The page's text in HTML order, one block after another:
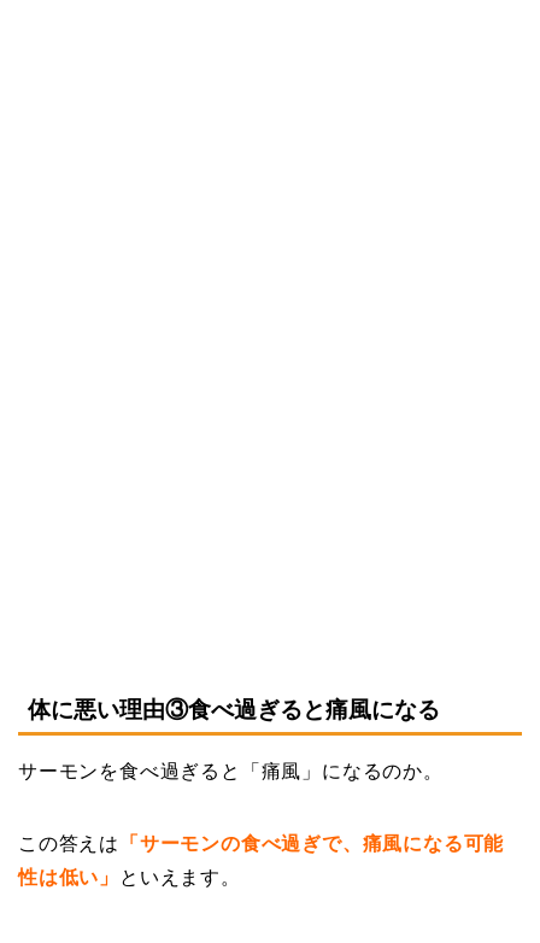
体に悪い理由③食べ過ぎると痛風になる
サーモンを食べ過ぎると「痛風」になるのか。
この答えは
「サーモンの食べ過ぎで、痛風になる可能
性は低い」
といえます。